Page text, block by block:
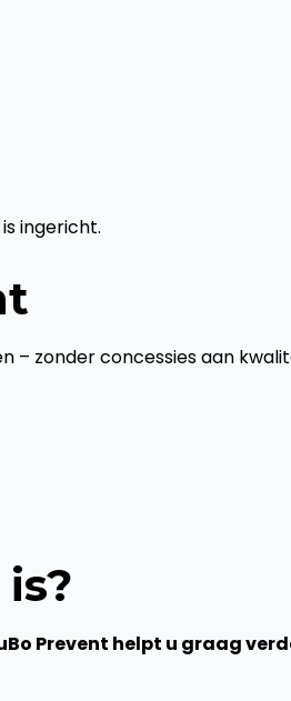
ingericht.
– zonder concessies aan
Prevent helpt u graag